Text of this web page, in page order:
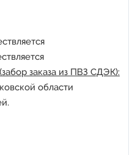
заказа из ПВЗ СДЭК):
области